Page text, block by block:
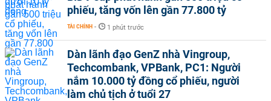
phiếu, tăng vốn lên gần 77.800 tỷ
TÀI CHÍNH - 1 phút trước
Dàn lãnh đạo GenZ nhà Vingroup,
Techcombank, VPBank, PC1: Người
nắm 10.000 tỷ đồng cổ phiếu, người
làm chủ tịch ở tuổi 27